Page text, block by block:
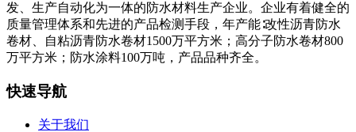
发、生产自动化为一体的防水材料生产企业。企业有着健全的
质量管理体系和先进的产品检测手段，年产能∶改性沥青防水
卷材、自粘沥青防水卷材1500万平方米；高分子防水卷材800
万平方米；防水涂料100万吨，产品品种齐全。
快速导航
关于我们